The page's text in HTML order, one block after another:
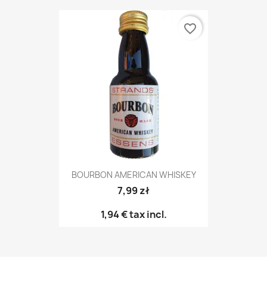
BOURBON AMERICAN WHISKEY
7,99 zł
1,94 €tax incl.
favorite_border